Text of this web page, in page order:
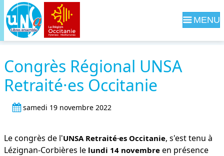
Congrès Régional UNSA
Retraité·es Occitanie
samedi 19 novembre 2022
Le congrès de l'UNSA Retraité·es Occitanie, s'est tenu à
Lézignan-Corbières le lundi 14 novembre en présence